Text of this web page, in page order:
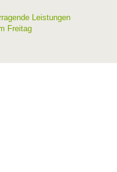
Leistungen
Freitag